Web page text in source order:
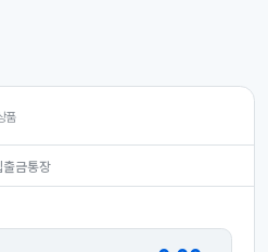
품
출금통장